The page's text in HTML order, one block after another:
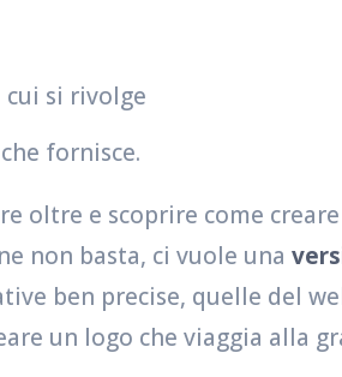
si rivolge
fornisce.
oltre e scoprire come
non basta, ci vuole una
ben precise, quelle del
un logo che viaggia alla